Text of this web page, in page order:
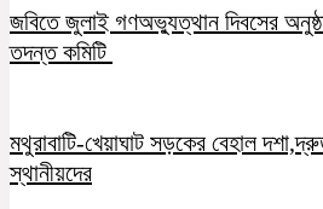
জবিতে জুলাই গণঅভ্যুত্থান দিবসের
তদন্ত কমিটি
মথুরাবাটি-খেয়াঘাট সড়কের বেহাল
স্থানীয়দের